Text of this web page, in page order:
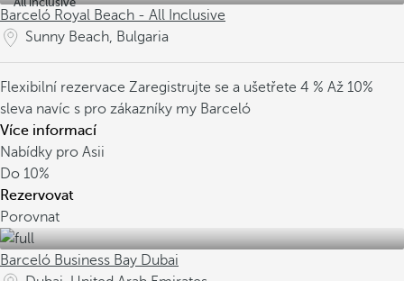
Barceló Royal Beach - All Inclusive
Sunny Beach, Bulgaria
Flexibilní rezervace Zaregistrujte se a ušetřete 4 % Až 10%
sleva navíc s pro zákazníky my Barceló
Více informací
Nabídky pro Asii
Do 10%
Rezervovat
Porovnat
Barceló Business Bay Dubai